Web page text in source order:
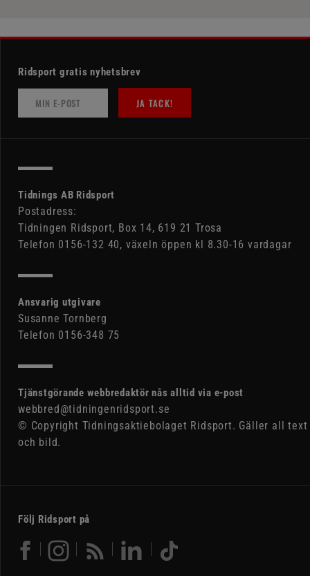
Ridsport gratis nyhetsbrev
JA TACK!
Tidnings AB Ridsport
Postadress:
Tidningen Ridsport, Box 14, 619 21 Trosa
Telefon 0156-132 40, växeln öppen kl 8.30-16 vardagar
Ansvarig utgivare
Susanne Tornberg
Telefon 0156-348 75
Tjänstgörande webbredaktör nås alltid via e-post
webbred@tidningenridsport.se
© Copyright Tidningsaktiebolaget Ridsport. Gäller all text
och bild.
Följ Ridsport på